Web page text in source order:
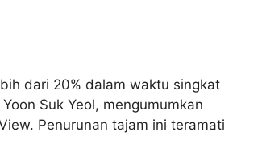
dari 20% dalam waktu singkat
Suk Yeol, mengumumkan
Penurunan tajam ini teramati